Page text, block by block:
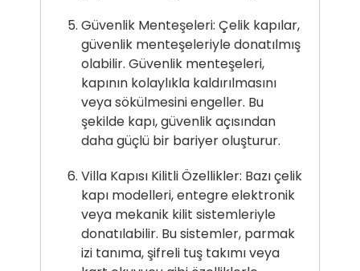
Güvenlik Menteşeleri: Çelik kapılar,
güvenlik menteşeleriyle donatılmış
olabilir. Güvenlik menteşeleri,
kapının kolaylıkla kaldırılmasını
veya sökülmesini engeller. Bu
şekilde kapı, güvenlik açısından
daha güçlü bir bariyer oluşturur.
Villa Kapısı Kilitli Özellikler: Bazı çelik
kapı modelleri, entegre elektronik
veya mekanik kilit sistemleriyle
donatılabilir. Bu sistemler, parmak
izi tanıma, şifreli tuş takımı veya